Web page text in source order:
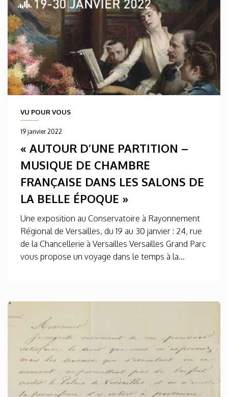
VU POUR VOUS
19 janvier 2022
« AUTOUR D’UNE PARTITION –
MUSIQUE DE CHAMBRE
FRANÇAISE DANS LES SALONS DE
LA BELLE ÉPOQUE »
Une exposition au Conservatoire à Rayonnement
Régional de Versailles, du 19 au 30 janvier : 24, rue
de la Chancellerie à Versailles Versailles Grand Parc
vous propose un voyage dans le temps à la...